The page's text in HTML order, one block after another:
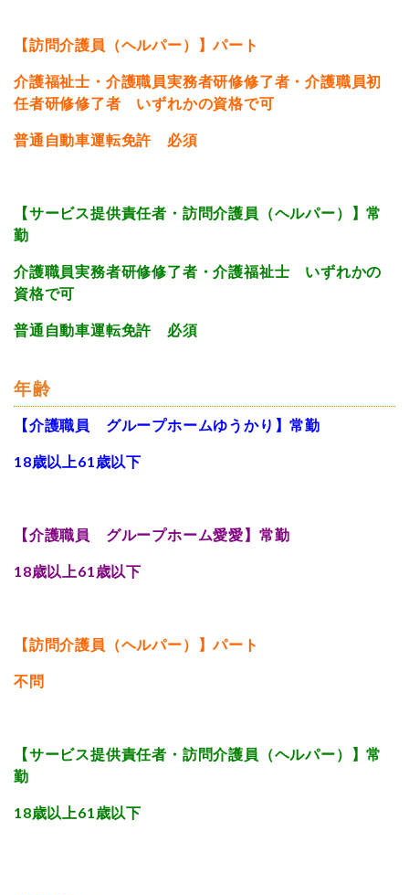
【訪問介護員（ヘルパー）】パート
介護福祉士・介護職員実務者研修修了者・介護職員初
任者研修修了者 いずれかの資格で可
普通自動車運転免許 必須
【サービス提供責任者・訪問介護員（ヘルパー）】常
勤
介護職員実務者研修修了者・介護福祉士 いずれかの
資格で可
普通自動車運転免許 必須
年齢
【介護職員 グループホームゆうかり】常勤
18歳以上61歳以下
【介護職員 グループホーム愛愛】常勤
18歳以上61歳以下
【訪問介護員（ヘルパー）】パート
不問
【サービス提供責任者・訪問介護員（ヘルパー）】常
勤
18歳以上61歳以下